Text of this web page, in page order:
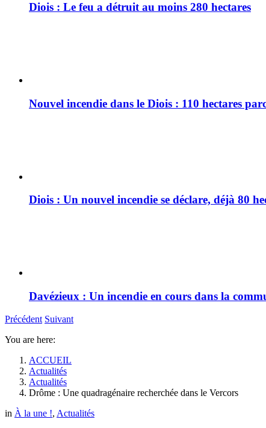
Diois : Le feu a détruit au moins 280 hectares
Nouvel incendie dans le Diois : 110 hectares
Diois : Un nouvel incendie se déclare, déjà 80
Davézieux : Un incendie en cours dans la
Précédent Suivant
You are here:
ACCUEIL
Actualités
Actualités
Drôme : Une quadragénaire recherchée dans le Vercors
in À la une !, Actualités